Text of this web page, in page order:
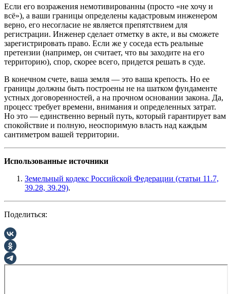
Если его возражения немотивированны (просто «не хочу и
всё»), а ваши границы определены кадастровым инженером
верно, его несогласие не является препятствием для
регистрации. Инженер сделает отметку в акте, и вы сможете
зарегистрировать право. Если же у соседа есть реальные
претензии (например, он считает, что вы заходите на его
территорию), спор, скорее всего, придется решать в суде.
В конечном счете, ваша земля — это ваша крепость. Но ее
границы должны быть построены не на шатком фундаменте
устных договоренностей, а на прочном основании закона. Да,
процесс требует времени, внимания и определенных затрат.
Но это — единственно верный путь, который гарантирует вам
спокойствие и полную, неоспоримую власть над каждым
сантиметром вашей территории.
Использованные источники
Земельный кодекс Российской Федерации (статьи 11.7,
39.28, 39.29).
Поделиться: